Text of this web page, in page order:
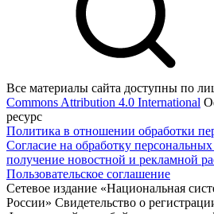
Все материалы сайта доступны по
Commons Attribution 4.0 International
ресурс
Политика в отношении обработки
Согласие на обработку
получение новостной и рекламной
Пользовательское соглашение
Сетевое издание «Национальная
России» Свидетельство о